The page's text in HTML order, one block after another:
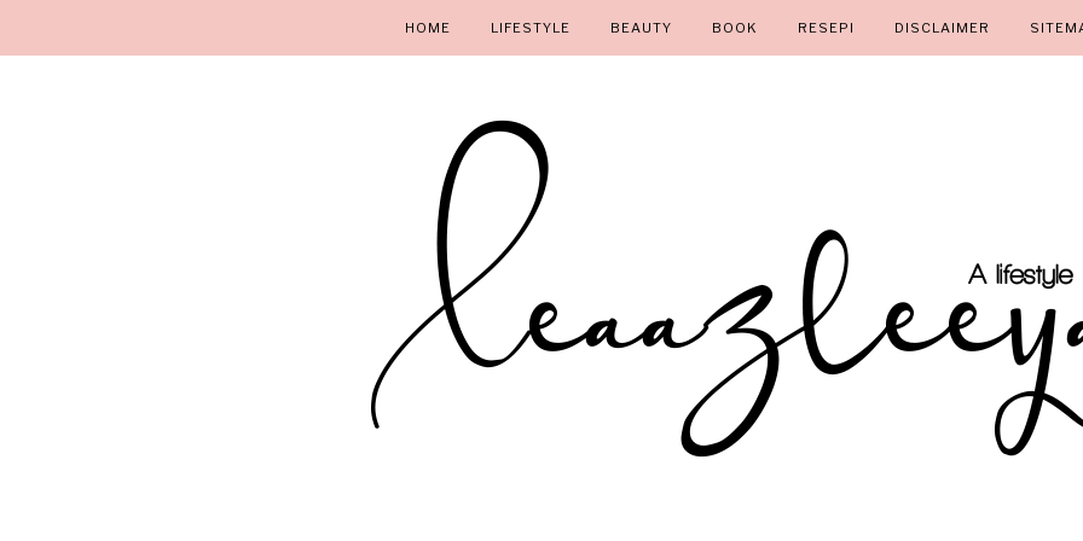
HOME LIFESTYLE BEAUTY BOOK RESEPI DISCLAIMER